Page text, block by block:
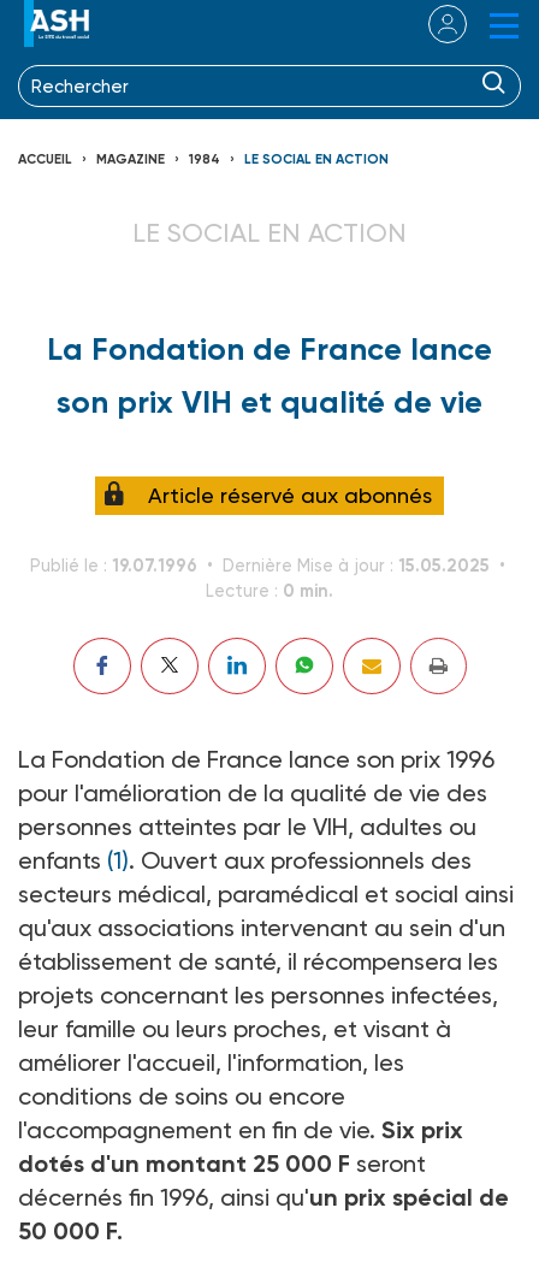
ACCUEIL MAGAZINE 1984 LE SOCIAL EN ACTION
LE SOCIAL EN ACTION
La Fondation de France lance
son prix VIH et qualité de vie
Article réservé aux abonnés
Publié le : 19.07.1996 Dernière Mise à jour : 15.05.2025
Lecture : 0 min.
La Fondation de France lance son prix 1996
pour l'amélioration de la qualité de vie des
personnes atteintes par le VIH, adultes ou
enfants (1). Ouvert aux professionnels des
secteurs médical, paramédical et social ainsi
qu'aux associations intervenant au sein d'un
établissement de santé, il récompensera les
projets concernant les personnes infectées,
leur famille ou leurs proches, et visant à
améliorer l'accueil, l'information, les
conditions de soins ou encore
l'accompagnement en fin de vie. Six prix
dotés d'un montant 25 000 F seront
décernés fin 1996, ainsi qu'un prix spécial de
50 000 F.